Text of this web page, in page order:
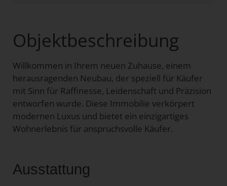
Objektbeschreibung
Willkommen in Ihrem neuen Zuhause, einem
herausragenden Neubau, der speziell für Käufer
mit Sinn für Raffinesse, Leidenschaft und Präzision
entworfen wurde. Diese Immobilie verkörpert
modernen Luxus und bietet ein einzigartiges
Wohnerlebnis für anspruchsvolle Käufer.
Ausstattung